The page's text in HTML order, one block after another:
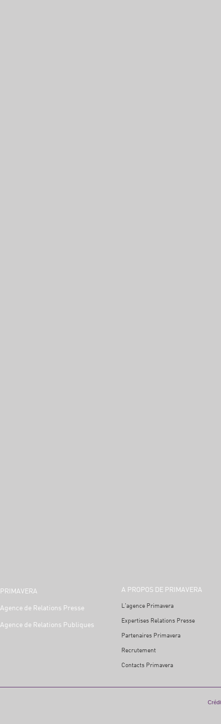
PRIMAVERA
Agence de Relations Presse
Agence de Relations Publiques
A PROPOS DE PRIMAVERA
L'agence Primavera
Expertises Relations Presse
Partenaires Primavera
Recrutement
Contacts Primavera